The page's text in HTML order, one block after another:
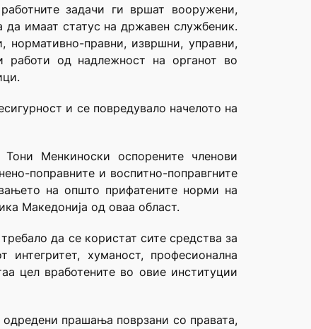
задачи ги вршат вооружени,
имаат статус на државен службеник.
нормативно-правни, извршни, управни,
работи од надлежност на органот во
и се повредувало начелото на
Тони Менкиноски оспорените членови
поправните и воспитно-поправгните
на општо прифатените норми на
Македонија од оваа област.
да се користат сите средства за
хуманост, професионална
цел вработените во овие институции
прашања поврзани со правата,